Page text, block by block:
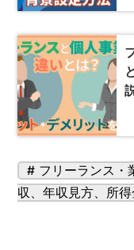
カ
テ
フリーランス・
収、 年収見方、 所